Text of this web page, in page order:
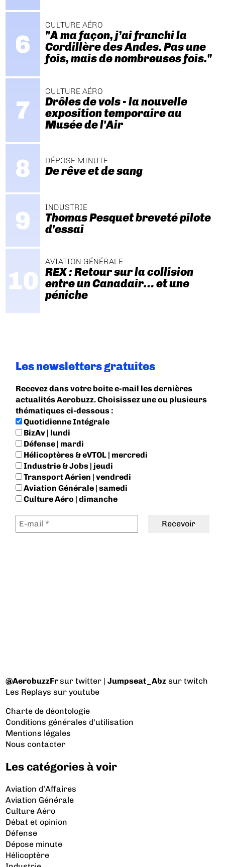
CULTURE AÉRO
"A ma façon, j’ai franchi la
Cordillère des Andes. Pas une
fois, mais de nombreuses fois."
CULTURE AÉRO
Drôles de vols - la nouvelle
exposition temporaire au
Musée de l'Air
DÉPOSE MINUTE
De rêve et de sang
INDUSTRIE
Thomas Pesquet breveté pilote
d'essai
AVIATION GÉNÉRALE
REX : Retour sur la collision
entre un Canadair… et une
péniche
Les newsletters gratuites
Recevez dans votre boite e-mail les dernières
actualités Aerobuzz. Choisissez une ou plusieurs
thématiques ci-dessous :
Quotidienne Intégrale
BizAv | lundi
Défense | mardi
Hélicoptères & eVTOL | mercredi
Industrie & Jobs | jeudi
Transport Aérien | vendredi
Aviation Générale | samedi
Culture Aéro | dimanche
@AerobuzzFrsur twitter |Jumpseat_Abz sur twitch
Les Replays sur youtube
Charte de déontologie
Conditions générales d'utilisation
Mentions légales
Nous contacter
Les catégories à voir
Aviation d’Affaires
Aviation Générale
Culture Aéro
Débat et opinion
Défense
Dépose minute
Hélicoptère